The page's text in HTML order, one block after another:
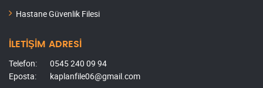
Hastane Güvenlik Filesi
İLETİŞİM ADRESİ
Telefon:
0545 240 09 94
Eposta:
kaplanfile06@gmail.com